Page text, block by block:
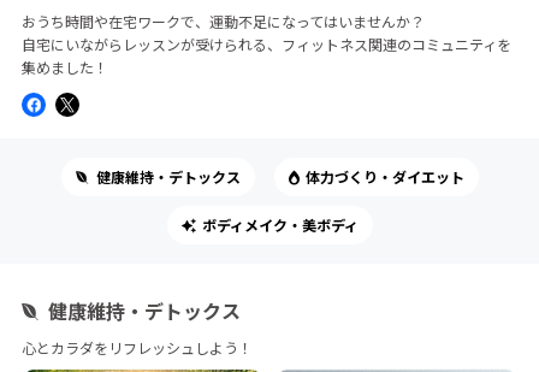
おうち時間や在宅ワークで、運動不足になってはいませんか？
自宅にいながらレッスンが受けられる、フィットネス関連のコミュニティを
集めました！
健康維持・デトックス 体力づくり・ダイエット
ボディメイク・美ボディ
健康維持・デトックス
心とカラダをリフレッシュしよう！